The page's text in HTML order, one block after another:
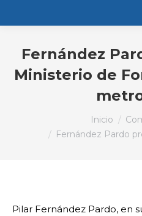
Fernández
Ministerio de
Inicio
Fernández Pardo
Pilar Fernández Pardo, en